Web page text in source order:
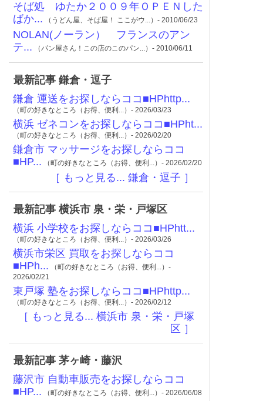
そば処 ゆたか２００９年ＯＰＥＮした
ばか... （うどん屋、そば屋！ ここがウ...）- 2010/06/23
NOLAN(ノーラン） フランスのアン
テ... （パン屋さん！この店のこのパン...）- 2010/06/11
最新記事 鎌倉・逗子
鎌倉 運送をお探しならココ■HPhttp...
（町の好きなところ（お得、便利...）- 2026/03/23
横浜 ゼネコンをお探しならココ■HPht...
（町の好きなところ（お得、便利...）- 2026/02/20
鎌倉市 マッサージをお探しならココ
■HP... （町の好きなところ（お得、便利...）- 2026/02/20
［ もっと見る... 鎌倉・逗子 ］
最新記事 横浜市 泉・栄・戸塚区
横浜 小学校をお探しならココ■HPhtt...
（町の好きなところ（お得、便利...）- 2026/03/26
横浜市栄区 買取をお探しならココ
■HPh... （町の好きなところ（お得、便利...）-
2026/02/21
東戸塚 塾をお探しならココ■HPhttp...
（町の好きなところ（お得、便利...）- 2026/02/12
［ もっと見る... 横浜市 泉・栄・戸塚
区 ］
最新記事 茅ヶ崎・藤沢
藤沢市 自動車販売をお探しならココ
■HP... （町の好きなところ（お得、便利...）- 2026/06/08